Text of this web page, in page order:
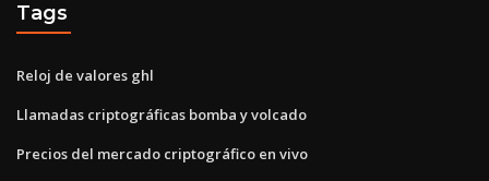
Tags
Reloj de valores ghl
Llamadas criptográficas bomba y volcado
Precios del mercado criptográfico en vivo